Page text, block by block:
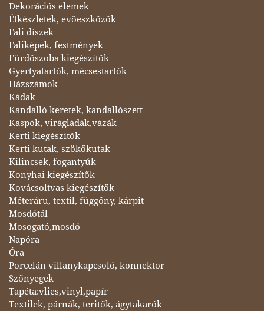
Dekorációs elemek
Étkészletek, evőeszközök
Fali díszek
Faliképek, festmények
Fürdőszoba kiegészítők
Gyertyatartók, mécsestartók
Házszámok
Kádak
Kandalló keretek, kandallószett
Kaspók, virágládák,vázák
Kerti kiegészítők
Kerti kutak, szökőkutak
Kilincsek, fogantyúk
Konyhai kiegészítők
Kovácsoltvas kiegészítők
Méteráru, textil, függöny, kárpit
Mosdótál
Mosogató,mosdó
Napóra
Óra
Porcelán villanykapcsoló, konnektor
Szőnyegek
Tapéta:vlies,vinyl,papír
Textilek, párnák, teritők, ágytakarók